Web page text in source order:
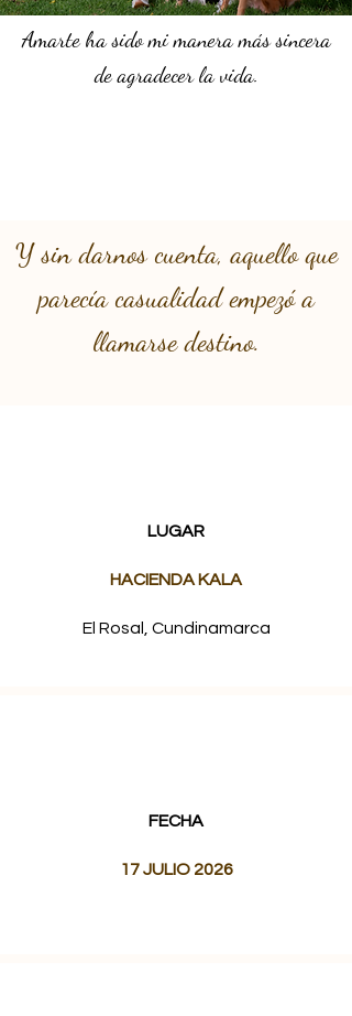
Amarte ha sido mi manera más sincera
de agradecer la vida.
Y sin darnos cuenta, aquello que
parecía casualidad empezó a
llamarse destino.
LUGAR
HACIENDA KALA
El Rosal, Cundinamarca
FECHA
17 JULIO 2026